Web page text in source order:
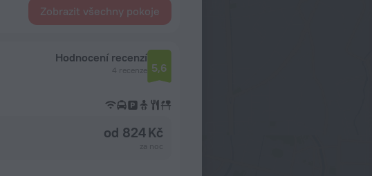
Zobrazit všechny pokoje
Hodnocení recenzí
4 recenze 5,6
od 824 Kč